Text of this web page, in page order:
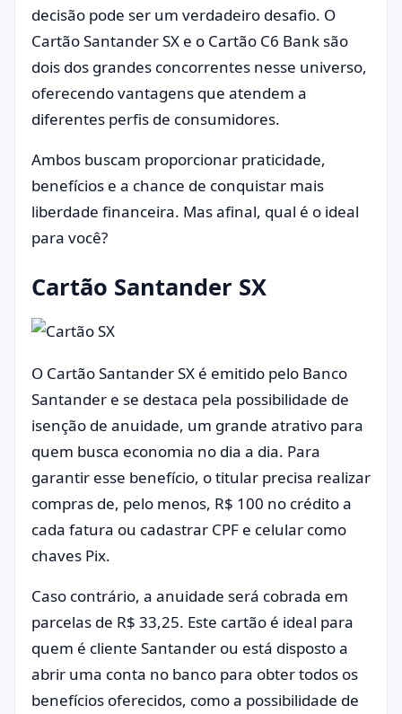
decisão pode ser um verdadeiro desafio. O
Cartão Santander SX e o Cartão C6 Bank são
dois dos grandes concorrentes nesse universo,
oferecendo vantagens que atendem a
diferentes perfis de consumidores.
Ambos buscam proporcionar praticidade,
benefícios e a chance de conquistar mais
liberdade financeira. Mas afinal, qual é o ideal
para você?
Cartão Santander SX
O Cartão Santander SX é emitido pelo Banco
Santander e se destaca pela possibilidade de
isenção de anuidade, um grande atrativo para
quem busca economia no dia a dia. Para
garantir esse benefício, o titular precisa realizar
compras de, pelo menos, R$ 100 no crédito a
cada fatura ou cadastrar CPF e celular como
chaves Pix.
Caso contrário, a anuidade será cobrada em
parcelas de R$ 33,25. Este cartão é ideal para
quem é cliente Santander ou está disposto a
abrir uma conta no banco para obter todos os
benefícios oferecidos, como a possibilidade de